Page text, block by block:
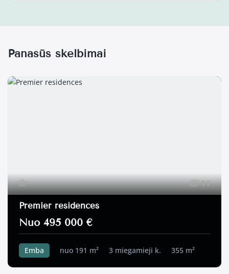
Panašūs skelbimai
11
Premier residences
Nuo 495 000 €
Emba nuo 191 m² 3 miegamieji k. 355 m²